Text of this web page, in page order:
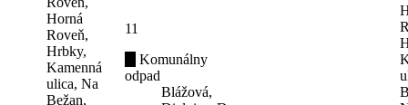
Horná
Roveň,
Hrbky,
Kamenná
ulica, Na
Bežan,
11
Komunálny
odpad
Blážová,